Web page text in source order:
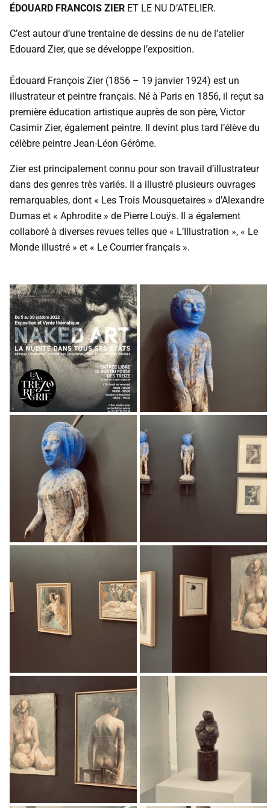
ÉDOUARD FRANCOIS ZIER ET LE NU D’ATELIER.
C’est autour d’une trentaine de dessins de nu de l’atelier
Edouard Zier, que se développe l’exposition.
Édouard François Zier (1856 – 19 janvier 1924) est un
illustrateur et peintre français. Né à Paris en 1856, il reçut sa
première éducation artistique auprès de son père, Victor
Casimir Zier, également peintre. Il devint plus tard l’élève du
célèbre peintre Jean-Léon Gérôme.
Zier est principalement connu pour son travail d’illustrateur
dans des genres très variés. Il a illustré plusieurs ouvrages
remarquables, dont « Les Trois Mousquetaires » d’Alexandre
Dumas et « Aphrodite » de Pierre Louÿs. Il a également
collaboré à diverses revues telles que « L’Illustration », « Le
Monde illustré » et « Le Courrier français ».